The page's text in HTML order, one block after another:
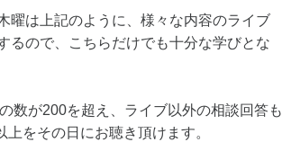
曜は上記のように、様々な内容のライブ
るので、こちらだけでも十分な学びとな
が200を超え、ライブ以外の相談回答も
をその日にお聴き頂けます。